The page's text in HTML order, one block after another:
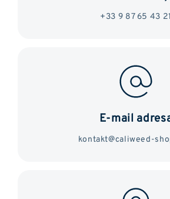
+33 9 87 65 43 21
E-mail
kontakt@caliweed-